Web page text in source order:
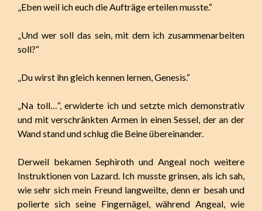
„Eben weil ich euch die Aufträge erteilen musste.“
„Und wer soll das sein, mit dem ich zusammenarbeiten
soll?“
„Du wirst ihn gleich kennen lernen, Genesis.“
„Na toll…“, erwiderte ich und setzte mich demonstrativ
und mit verschränkten Armen in einen Sessel, der an der
Wand stand und schlug die Beine übereinander.
Derweil bekamen Sephiroth und Angeal noch weitere
Instruktionen von Lazard. Ich musste grinsen, als ich sah,
wie sehr sich mein Freund langweilte, denn er besah und
polierte sich seine Fingernägel, während Angeal, wie